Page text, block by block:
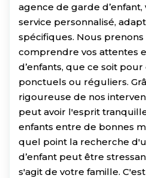
agence de garde
service personnalisé,
spécifiques. Nous
comprendre vos attentes
d’enfants, que ce soit pour
ponctuels ou réguliers.
rigoureuse de nos
peut avoir l'esprit
enfants entre de bonnes
quel point la recherche
d’enfant peut être
s'agit de votre famille.